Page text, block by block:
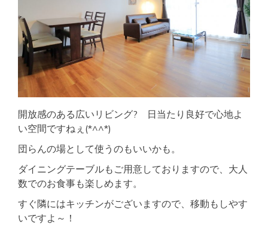
開放感のある広いリビング? 日当たり良好で心地よ
い空間ですねぇ(*^^*)
団らんの場として使うのもいいかも。
ダイニングテーブルもご用意しておりますので、大人
数でのお食事も楽しめます。
すぐ隣にはキッチンがございますので、移動もしやす
いですよ～！